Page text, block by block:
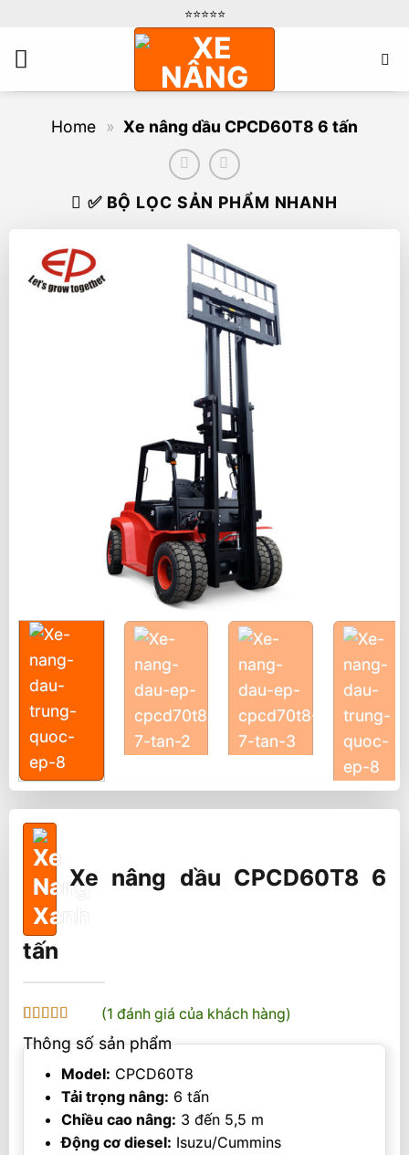
nội
dung
⭐️⭐️⭐️⭐️⭐️
Home » Xe nâng dầu CPCD60T8 6 tấn
✅ BỘ LỌC SẢN PHẨM NHANH
Xe nâng dầu CPCD60T8 6
tấn
5trên 5 dựa
trên
1
đánh
(1 đánh giá của khách hàng)
Thông số sản phẩm
Model: CPCD60T8
Tải trọng nâng: 6 tấn
Chiều cao nâng: 3 đến 5,5 m
Động cơ diesel: Isuzu/Cummins